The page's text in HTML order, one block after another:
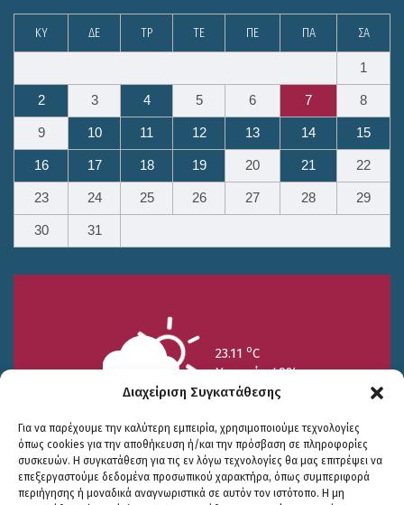
Διαχείριση Συγκατάθεσης
Για να παρέχουμε την καλύτερη εμπειρία, χρησιμοποιούμε τεχνολογίες
όπως cookies για την αποθήκευση ή/και την πρόσβαση σε πληροφορίες
συσκευών. Η συγκατάθεση για τις εν λόγω τεχνολογίες θα μας επιτρέψει να
επεξεργαστούμε δεδομένα προσωπικού χαρακτήρα, όπως συμπεριφορά
περιήγησης ή μοναδικά αναγνωριστικά σε αυτόν τον ιστότοπο. Η μη
ΚΥ ΔΕ ΤΡ ΤΕ ΠΕ ΠΑ ΣΑ
1
2 3 4 5 6 7 8
9 10 11 12 13 14 15
16 17 18 19 20 21 22
23 24 25 26 27 28 29
30 31
23.11 oC
Υγρασία 49%
25/7 26/7 27/7